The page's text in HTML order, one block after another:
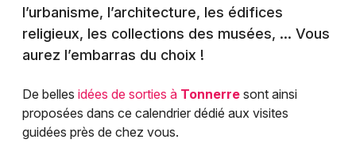
l’urbanisme, l’architecture, les édifices
religieux, les collections des musées, … Vous
aurez l’embarras du choix !
De belles idées de sorties à Tonnerre sont ainsi
proposées dans ce calendrier dédié aux visites
guidées près de chez vous.